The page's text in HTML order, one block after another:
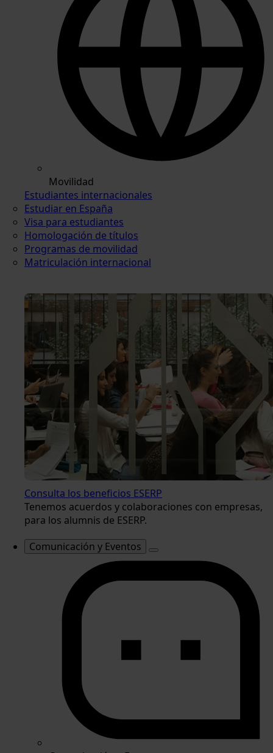
Movilidad
Estudiantes internacionales
Estudiar en España
Visa para estudiantes
Homologación de títulos
Programas de movilidad
Matriculación internacional
Consulta los beneficios ESERP
Tenemos acuerdos y colaboraciones con empresas,
para los alumnis de ESERP.
Comunicación y Eventos